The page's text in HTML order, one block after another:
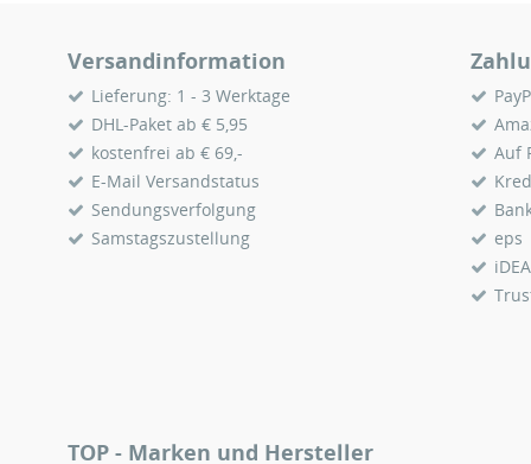
Versandinformation
Lieferung: 1 - 3 Werktage
DHL-Paket ab € 5,95
kostenfrei ab € 69,-
E-Mail Versandstatus
Sendungsverfolgung
Samstagszustellung
Auf
eps
TOP - Marken und Hersteller